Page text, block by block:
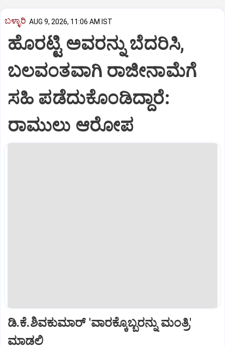
ಬಳ್ಳಾರಿ AUG 9, 2026, 11:06 AM IST
ಹೊರಟ್ಟಿ ಅವರನ್ನು ಬೆದರಿಸಿ,
ಬಲವಂತವಾಗಿ ರಾಜೀನಾಮೆಗೆ
ಸಹಿ ಪಡೆದುಕೊಂಡಿದ್ದಾರೆ:
ರಾಮುಲು ಆರೋಪ
ಡಿ.ಕೆ.ಶಿವಕುಮಾರ್ 'ವಾರಕ್ಕೊಬ್ಬರನ್ನು ಮಂತ್ರಿ'
ಮಾಡಲಿ